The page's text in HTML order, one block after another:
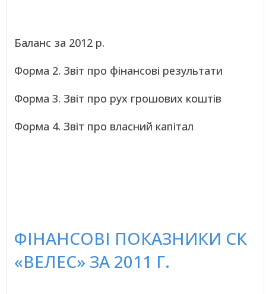
Баланс за 2012 р.
Форма 2. Звіт про фінансові результати
Форма 3. Звіт про рух грошових коштів
Форма 4. Звіт про власний капітал
ФІНАНСОВІ ПОКАЗНИКИ СК
«ВЕЛЕС» ЗА 2011 Г.